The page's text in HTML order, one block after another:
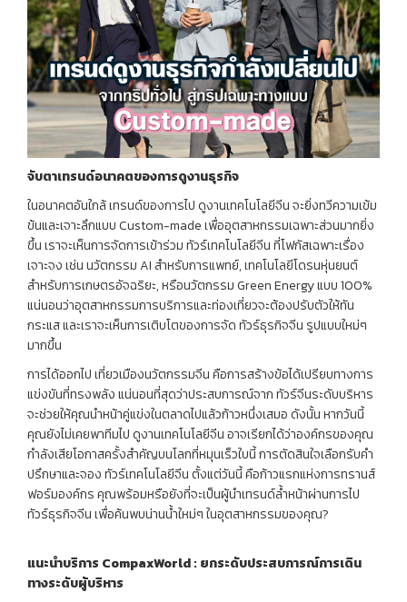
จับตาเทรนด์อนาคตของการดูงานธุรกิจ
ในอนาคตอันใกล้ เทรนด์ของการไป ดูงานเทคโนโลยีจีน จะยิ่งทวีความเข้ม
ข้นและเจาะลึกแบบ Custom-made เพื่ออุตสาหกรรมเฉพาะส่วนมากยิ่ง
ขึ้น เราจะเห็นการจัดการเข้าร่วม ทัวร์เทคโนโลยีจีน ที่โฟกัสเฉพาะเรื่อง
เจาะจง เช่น นวัตกรรม AI สำหรับการแพทย์, เทคโนโลยีโดรนหุ่นยนต์
สำหรับการเกษตรอัจฉริยะ, หรือนวัตกรรม Green Energy แบบ 100%
แน่นอนว่าอุตสาหกรรมการบริการและท่องเที่ยวจะต้องปรับตัวให้ทัน
กระแส และเราจะเห็นการเติบโตของการจัด ทัวร์ธุรกิจจีน รูปแบบใหม่ๆ
มากขึ้น
การได้ออกไป เที่ยวเมืองนวัตกรรมจีน คือการสร้างข้อได้เปรียบทางการ
แข่งขันที่ทรงพลัง แน่นอนที่สุดว่าประสบการณ์จาก ทัวร์จีนระดับบริหาร
จะช่วยให้คุณนำหน้าคู่แข่งในตลาดไปแล้วก้าวหนึ่งเสมอ ดังนั้น หากวันนี้
คุณยังไม่เคยพาทีมไป ดูงานเทคโนโลยีจีน อาจเรียกได้ว่าองค์กรของคุณ
กำลังเสียโอกาสครั้งสำคัญบนโลกที่หมุนเร็วใบนี้ การตัดสินใจเลือกรับคำ
ปรึกษาและจอง ทัวร์เทคโนโลยีจีน ตั้งแต่วันนี้ คือก้าวแรกแห่งการทรานส์
ฟอร์มองค์กร คุณพร้อมหรือยังที่จะเป็นผู้นำเทรนด์ล้ำหน้าผ่านการไป
ทัวร์ธุรกิจจีน เพื่อค้นพบน่านน้ำใหม่ๆ ในอุตสาหกรรมของคุณ?
แนะนำบริการ CompaxWorld : ยกระดับประสบการณ์การเดิน
ทางระดับผู้บริหาร